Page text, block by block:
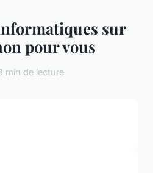
sur
pour vous
min de lecture